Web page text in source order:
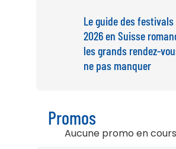
Le guide des festivals
2026 en Suisse
les grands rendez-
ne pas manquer
Promos
Aucune promo en cours